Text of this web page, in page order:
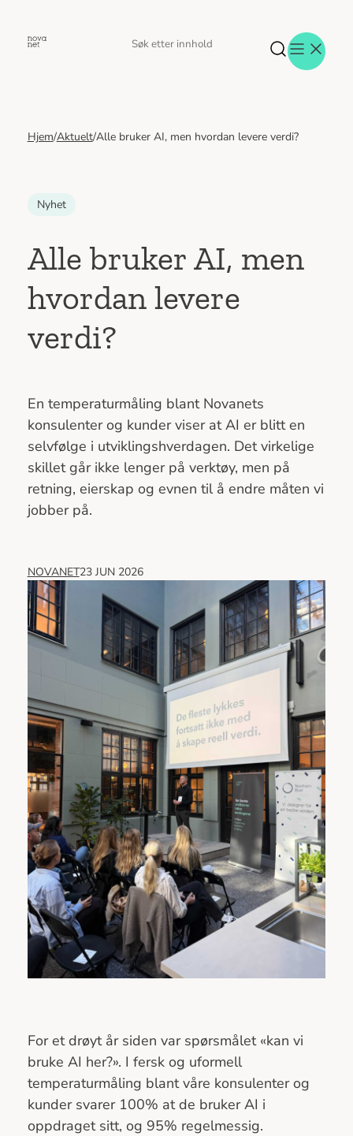
Aktuelt
Referanser
Om oss
Jobb hos oss
Kontakt oss
Søk
Søk
Hjem/Aktuelt/Alle bruker AI, men hvordan levere verdi?
Nyhet
Alle bruker AI, men
hvordan levere
verdi?
En temperaturmåling blant Novanets
konsulenter og kunder viser at AI er blitt en
selvfølge i utviklingshverdagen. Det virkelige
skillet går ikke lenger på verktøy, men på
retning, eierskap og evnen til å endre måten vi
jobber på.
NOVANET23 JUN 2026
For et drøyt år siden var spørsmålet «kan vi
bruke AI her?». I fersk og uformell
temperaturmåling blant våre konsulenter og
kunder svarer 100% at de bruker AI i
oppdraget sitt, og 95% regelmessig.